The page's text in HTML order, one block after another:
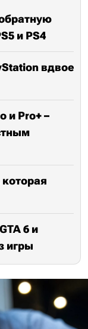
и PS4
вдвое
и Pro+ –
6 и
игры